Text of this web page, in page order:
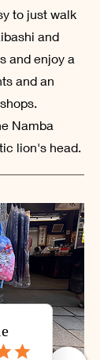
to just walk
and
and enjoy a
and an
Namba
lion's head.